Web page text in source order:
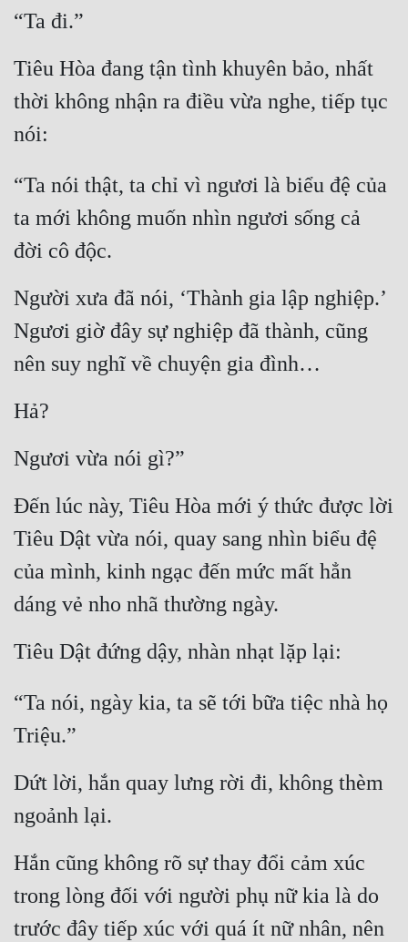
Kiếm Hiệp
Linh Dị
Làm Giàu
Lịch Sử
Mưu Mô
Mạt Thế
Mỹ Thực
Ngôn Tình
Nữ Phụ
Phong Thủy - Tâm Linh
Quan Trường
Quân Sự
Sảng Văn
Sắc
Tiểu Thuyết
“Ta đi.”
Tiêu Hòa đang tận tình khuyên bảo, nhất
thời không nhận ra điều vừa nghe, tiếp tục
nói:
“Ta nói thật, ta chỉ vì ngươi là biểu đệ của
ta mới không muốn nhìn ngươi sống cả
đời cô độc.
Người xưa đã nói, ‘Thành gia lập nghiệp.’
Ngươi giờ đây sự nghiệp đã thành, cũng
nên suy nghĩ về chuyện gia đình…
Hả?
Ngươi vừa nói gì?”
Đến lúc này, Tiêu Hòa mới ý thức được lời
Tiêu Dật vừa nói, quay sang nhìn biểu đệ
của mình, kinh ngạc đến mức mất hẳn
dáng vẻ nho nhã thường ngày.
Tiêu Dật đứng dậy, nhàn nhạt lặp lại:
“Ta nói, ngày kia, ta sẽ tới bữa tiệc nhà họ
Triệu.”
Dứt lời, hắn quay lưng rời đi, không thèm
ngoảnh lại.
Hắn cũng không rõ sự thay đổi cảm xúc
trong lòng đối với người phụ nữ kia là do
trước đây tiếp xúc với quá ít nữ nhân, nên